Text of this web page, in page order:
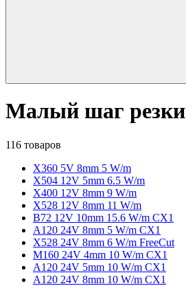
Малый шаг резки
116 товаров
X360 5V 8mm 5 W/m
X504 12V 5mm 6.5 W/m
X400 12V 8mm 9 W/m
X528 12V 8mm 11 W/m
B72 12V 10mm 15.6 W/m CX1
A120 24V 8mm 5 W/m CX1
X528 24V 8mm 6 W/m FreeCut
M160 24V 4mm 10 W/m CX1
A120 24V 5mm 10 W/m CX1
A120 24V 8mm 10 W/m CX1